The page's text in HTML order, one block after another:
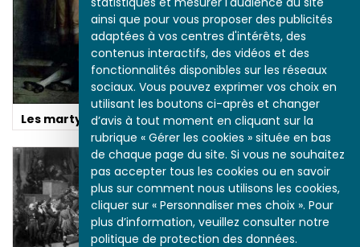
ainsi que pour vous proposer des publicités
adaptées à vos centres d'intérêts, des
contenus interactifs, des vidéos et des
fonctionnalités disponibles sur les réseaux
sociaux. Vous pouvez exprimer vos choix en
utilisant les boutons ci-après et changer
d’avis à tout moment en cliquant sur la
rubrique « Gérer les cookies » située en bas
de chaque page du site. Si vous ne souhaitez
pas accepter tous les cookies ou en savoir
plus sur comment nous utilisons les cookies,
cliquer sur « Personnaliser mes choix ». Pour
plus d’information, veuillez consulter notre
politique de protection des données.
Les martyrs de prairial
L'allégorie sous le
Consulat